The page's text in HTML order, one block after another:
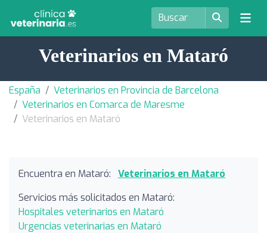
Veterinarios en Mataró
España
Veterinarios en Provincia de Barcelona
Veterinarios en Comarca de Maresme
Veterinarios en Mataró
Encuentra en Mataró:
Veterinarios en Mataró
Servicios más solicitados en Mataró:
Hospitales veterinarios en Mataró
Urgencias veterinarias en Mataró